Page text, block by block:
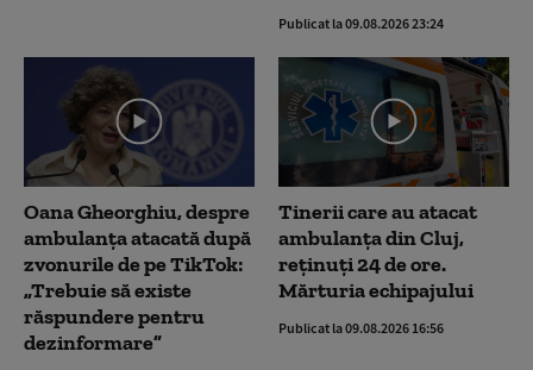
Publicat la 09.08.2026 23:24
Oana Gheorghiu, despre
ambulanța atacată după
zvonurile de pe TikTok:
„Trebuie să existe
răspundere pentru
dezinformare”
Tinerii care au atacat
ambulanța din Cluj,
reținuți 24 de ore.
Mărturia echipajului
Publicat la 09.08.2026 16:56